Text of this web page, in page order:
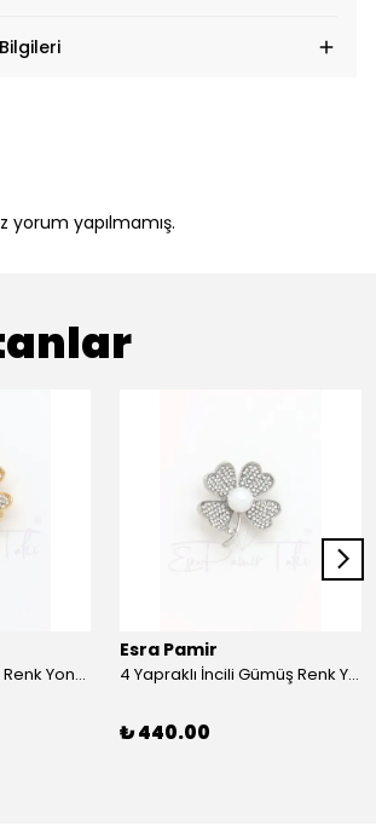
yorum yapılmamış.
4 Yapraklı İncili Altın Renk Yonca Broş
Esra Pamir
4 Yapraklı İncili Gümüş Renk Yonca Broş
₺ 440.00